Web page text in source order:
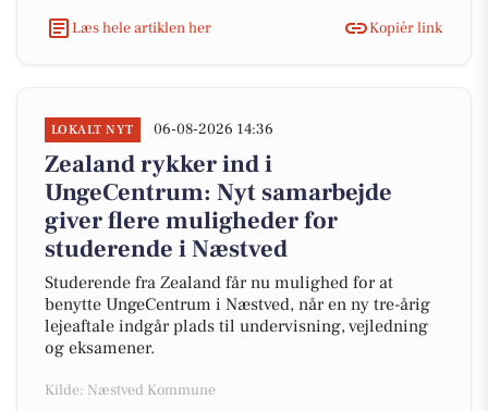
Læs hele artiklen her
Kopiér link
LOKALT NYT 06-08-2026 14:36
Zealand rykker ind i
UngeCentrum: Nyt samarbejde
giver flere muligheder for
studerende i Næstved
Studerende fra Zealand får nu mulighed for at
benytte UngeCentrum i Næstved, når en ny tre-årig
lejeaftale indgår plads til undervisning, vejledning
og eksamener.
Kilde: Næstved Kommune